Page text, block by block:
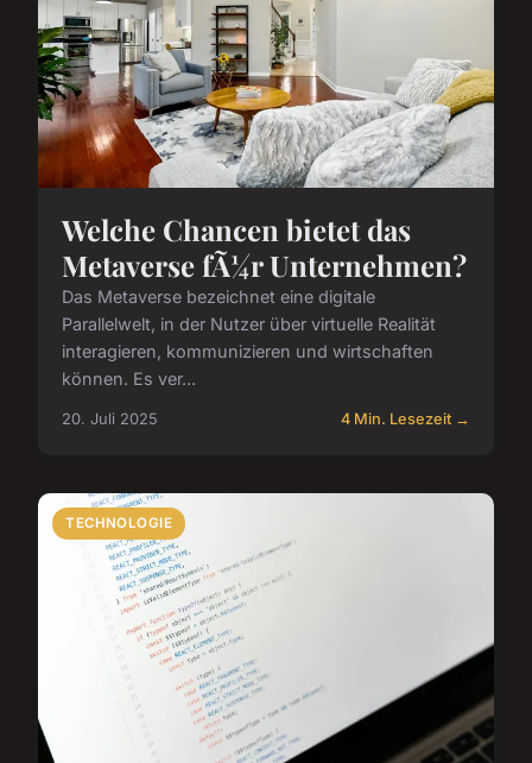
Welche Chancen bietet das
Metaverse fÃ¼r Unternehmen?
Das Metaverse bezeichnet eine digitale
Parallelwelt, in der Nutzer über virtuelle Realität
interagieren, kommunizieren und wirtschaften
können. Es ver...
20. Juli 2025 4 Min. Lesezeit →
TECHNOLOGIE